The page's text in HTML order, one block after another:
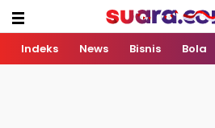
Indeks News Bisnis Bola